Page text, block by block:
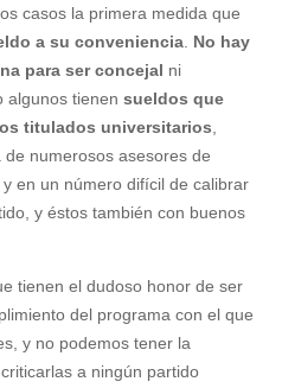
casos la primera medida que
a su conveniencia No hay
para ser concejal ni
algunos tienensueldos que
titulados universitarios
numerosos asesores de
en un número difícil de calibrar
y éstos también con buenos
tienen el dudoso honor de ser
del programa con el que
y no podemos tener la
a ningún partido